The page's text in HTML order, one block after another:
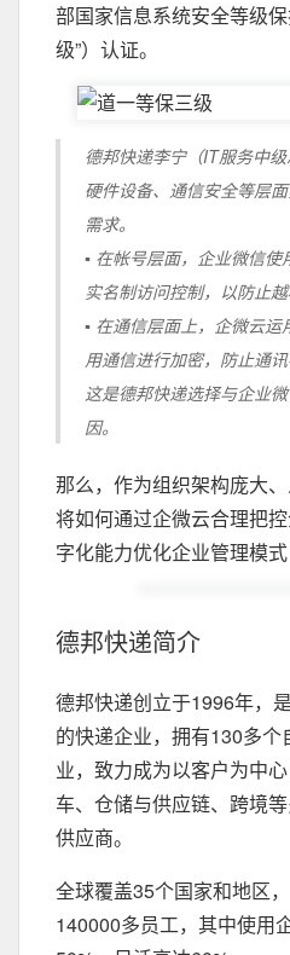
部国家信息系统安全等级
级”）认证。
德邦快递李宁（IT服务中
硬件设备、通信安全等层
需求。
▪ 在帐号层面，企业微信
实名制访问控制，以防止越
▪ 在通信层面上，企微云
用通信进行加密，防止通
这是德邦快递选择与企业
因。
那么，作为组织架构庞大
将如何通过企微云合理把
字化能力优化企业管理模
德邦快递简介
德邦快递创立于1996年，
的快递企业，拥有130多
业，致力成为以客户为中
车、仓储与供应链、跨境
供应商。
全球覆盖35个国家和地区，
140000多员工，其中使用